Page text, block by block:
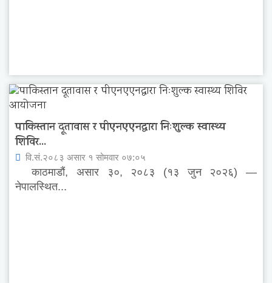
पाकिस्तान दूतावास र पीएनएएनद्वारा निःशुल्क स्वास्थ्य
शिविर...
वि.सं.२०८३ असार १ सोमवार ०७:०५
काठमाडौं, असार ३०, २०८३ (१३ जुन २०२६) —
नेपालस्थित...